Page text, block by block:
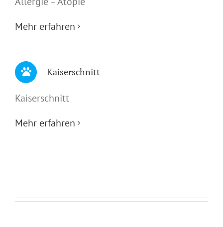
Mehr erfahren
Kaiserschnitt
Kaiserschnitt
Mehr erfahren